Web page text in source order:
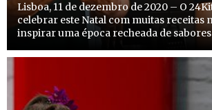
Lisboa, 11 de dezembro de 2020 – O
celebrar este Natal com muitas receitas
inspirar uma época recheada de
episódios especiais de